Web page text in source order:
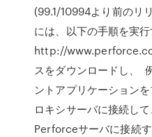
(99.1/10994より前のリ
には、以下の手順を実
http://
スをダウンロードし、
ントアプリケーション
ロキシサーバに接続し
Perforceサーバに接続